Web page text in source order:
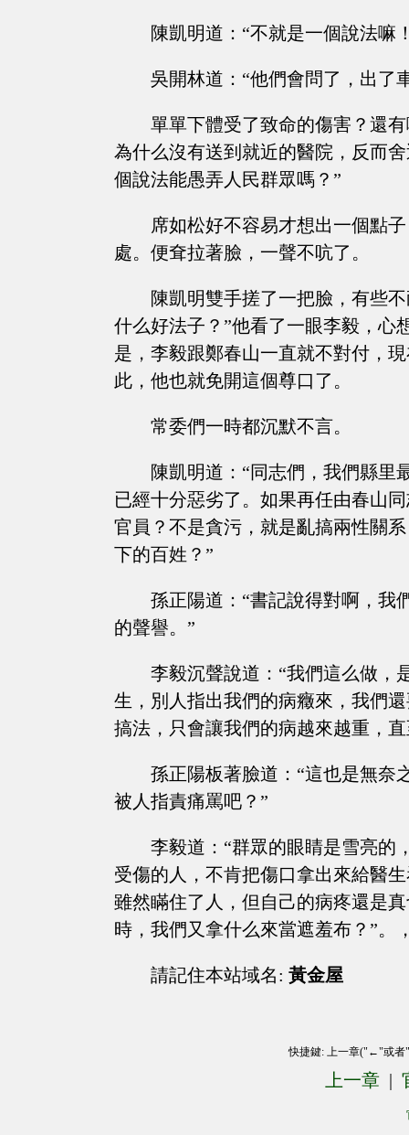
陳凱明道：“不就是一個說法嘛
吳開林道：“他們會問了，出了
單單下體受了致命的傷害？還
為什么沒有送到就近的醫院，反而
個說法能愚弄人民群眾嗎？”
席如松好不容易才想出一個點
處。便耷拉著臉，一聲不吭了。
陳凱明雙手搓了一把臉，有些
什么好法子？”他看了一眼李毅，心
是，李毅跟鄭春山一直就不對付，
此，他也就免開這個尊口了。
常委們一時都沉默不言。
陳凱明道：“同志們，我們縣里
已經十分惡劣了。如果再任由春山
官員？不是貪污，就是亂搞兩性關
下的百姓？”
孫正陽道：“書記說得對啊，我
的聲譽。”
李毅沉聲說道：“我們這么做，
生，別人指出我們的病癥來，我們
搞法，只會讓我們的病越來越重，
孫正陽板著臉道：“這也是無奈
被人指責痛罵吧？”
李毅道：“群眾的眼睛是雪亮的
受傷的人，不肯把傷口拿出來給醫
雖然瞞住了人，但自己的病疼還是
時，我們又拿什么來當遮羞布？”。
請記住本站域名: 黃金屋
快捷鍵: 上一章("←"或
上一章 |